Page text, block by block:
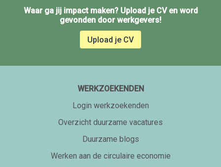
Waar ga jij impact maken? Upload je CV en word
gevonden door werkgevers!
Upload je CV
WERKZOEKENDEN
Login werkzoekenden
Overzicht duurzame vacatures
Duurzame blogs
Werken aan de circulaire economie